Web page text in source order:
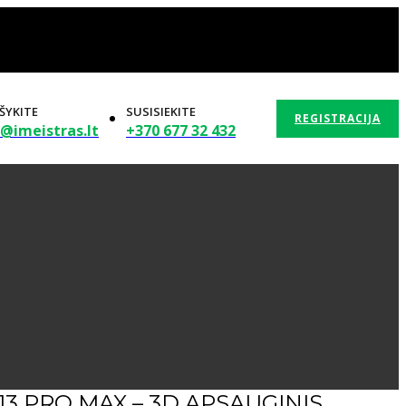
SUSISIEKITE
+370 677 32 432
REGISTRACIJA